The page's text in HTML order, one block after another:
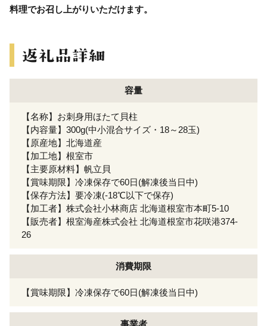
料理でお召し上がりいただけます。
容量
【名称】お刺身用ほたて貝柱
【内容量】300g(中小混合サイズ・18～28玉)
【原産地】北海道産
【加工地】根室市
【主要原材料】帆立貝
【賞味期限】冷凍保存で60日(解凍後当日中)
【保存方法】要冷凍(-18℃以下で保存)
【加工者】株式会社小林商店 北海道根室市本町5-10
【販売者】根室海産株式会社 北海道根室市花咲港374-
26
消費期限
【賞味期限】冷凍保存で60日(解凍後当日中)
事業者